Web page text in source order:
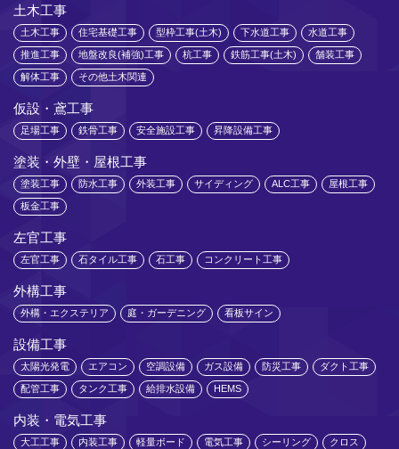
土木工事
土木工事 住宅基礎工事 型枠工事(土木) 下水道工事 水道工事
推進工事 地盤改良(補強)工事 杭工事 鉄筋工事(土木) 舗装工事
解体工事 その他土木関連
仮設・鳶工事
足場工事 鉄骨工事 安全施設工事 昇降設備工事
塗装・外壁・屋根工事
塗装工事 防水工事 外装工事 サイディング ALC工事 屋根工事
板金工事
左官工事
左官工事 石タイル工事 石工事 コンクリート工事
外構工事
外構・エクステリア 庭・ガーデニング 看板サイン
設備工事
太陽光発電 エアコン 空調設備 ガス設備 防災工事 ダクト工事
配管工事 タンク工事 給排水設備 HEMS
内装・電気工事
大工工事 内装工事 軽量ボード 電気工事 シーリング クロス